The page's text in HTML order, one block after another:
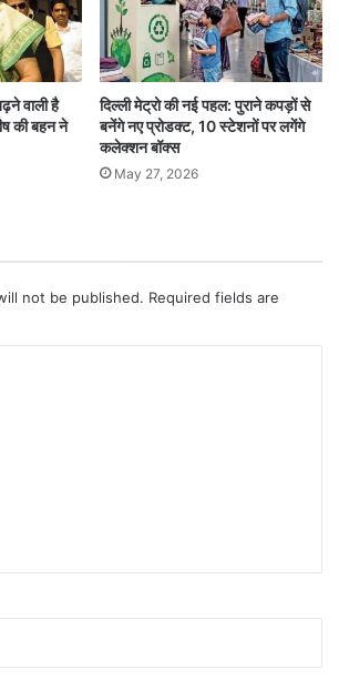
वाली है
की बहन ने
दिल्ली मेट्रो की नई पहल: पुराने कपड़ों से
बनेंगे नए प्रोडक्ट, 10 स्टेशनों पर लगेंगे
कलेक्शन बॉक्स
May 27, 2026
not be published. Required fields are